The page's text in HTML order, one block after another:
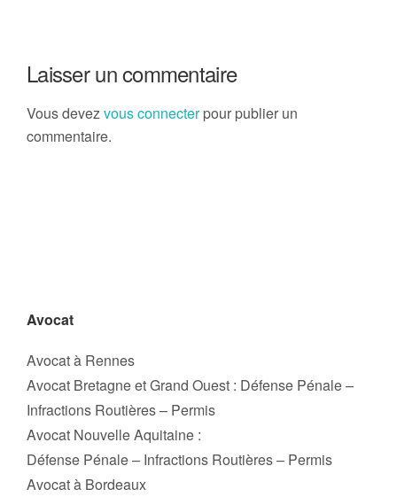
Laisser un commentaire
Vous devezvous connecterpour publier un
commentaire.
Avocat
Avocat à Rennes
Avocat Bretagne et Grand Ouest : Défense Pénale –
Infractions Routières – Permis
Avocat Nouvelle Aquitaine :
Défense Pénale – Infractions Routières – Permis
Avocat à Bordeaux